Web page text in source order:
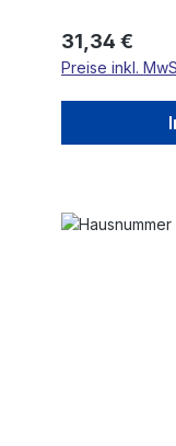
Regulärer
31,34 €
Preise inkl.